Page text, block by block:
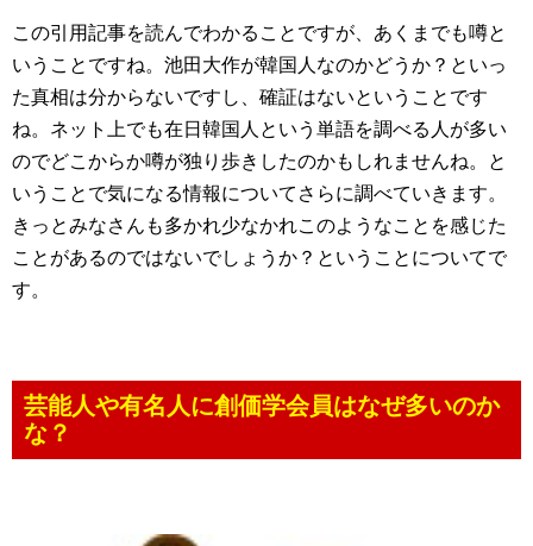
この引用記事を読んでわかることですが、あくまでも噂と
いうことですね。池田大作が韓国人なのかどうか？といっ
た真相は分からないですし、確証はないということです
ね。ネット上でも在日韓国人という単語を調べる人が多い
のでどこからか噂が独り歩きしたのかもしれませんね。と
いうことで気になる情報についてさらに調べていきます。
きっとみなさんも多かれ少なかれこのようなことを感じた
ことがあるのではないでしょうか？ということについてで
す。
芸能人や有名人に創価学会員はなぜ多いのか
な？